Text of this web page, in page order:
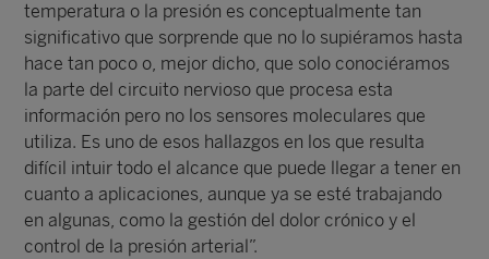
temperatura o la presión es conceptualmente tan
significativo que sorprende que no lo supiéramos hasta
hace tan poco o, mejor dicho, que solo conociéramos
la parte del circuito nervioso que procesa esta
información pero no los sensores moleculares que
utiliza. Es uno de esos hallazgos en los que resulta
difícil intuir todo el alcance que puede llegar a tener en
cuanto a aplicaciones, aunque ya se esté trabajando
en algunas, como la gestión del dolor crónico y el
control de la presión arterial”.